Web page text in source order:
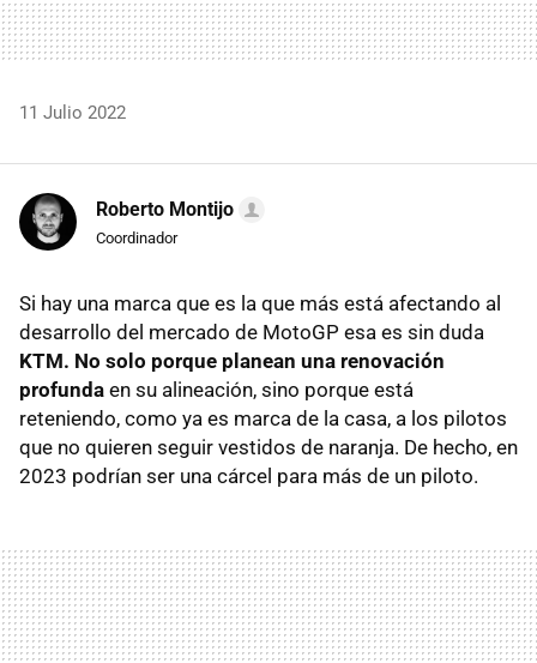
11 Julio 2022
Roberto Montijo
Coordinador
Si hay una marca que es la que más está afectando al
desarrollo del mercado de MotoGP esa es sin duda
KTM. No solo porque planean una renovación
profunda en su alineación, sino porque está
reteniendo, como ya es marca de la casa, a los pilotos
que no quieren seguir vestidos de naranja. De hecho, en
2023 podrían ser una cárcel para más de un piloto.